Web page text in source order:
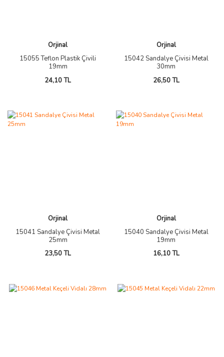
Orjinal
15055 Teflon Plastik Çivili
19mm
24,10 TL
Orjinal
15042 Sandalye Çivisi Metal
30mm
26,50 TL
Orjinal
15041 Sandalye Çivisi Metal
25mm
23,50 TL
Orjinal
15040 Sandalye Çivisi Metal
19mm
16,10 TL